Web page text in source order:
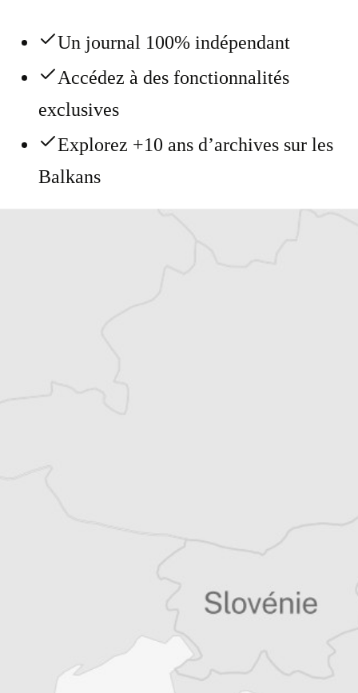
Un journal 100% indépendant
Accédez à des fonctionnalités
exclusives
Explorez +10 ans d’archives sur les
Balkans